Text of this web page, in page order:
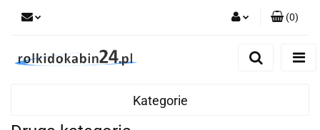
Dodaj zgłoszenie
(0)
Kategorie